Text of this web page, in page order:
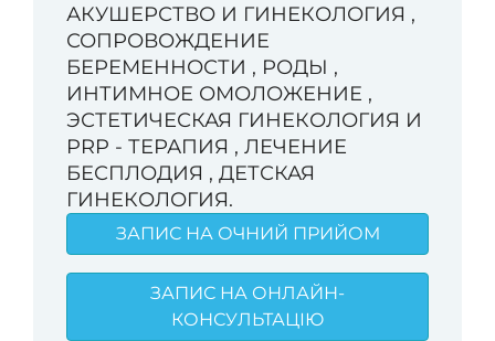
АКУШЕРСТВО И ГИНЕКОЛОГИЯ ,
СОПРОВОЖДЕНИЕ
БЕРЕМЕННОСТИ , РОДЫ ,
ИНТИМНОЕ ОМОЛОЖЕНИЕ ,
ЭСТЕТИЧЕСКАЯ ГИНЕКОЛОГИЯ И
PRP - ТЕРАПИЯ , ЛЕЧЕНИЕ
БЕСПЛОДИЯ , ДЕТСКАЯ
ГИНЕКОЛОГИЯ.
ЗАПИС НА ОЧНИЙ ПРИЙОМ
ЗАПИС НА ОНЛАЙН-
КОНСУЛЬТАЦІЮ